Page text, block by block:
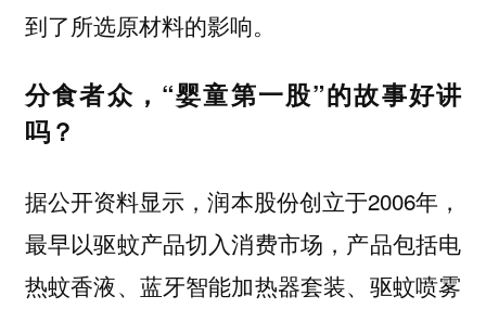
到了所选原材料的影响。
分食者众，“婴童第一股”的故事好讲
吗？
据公开资料显示，润本股份创立于2006年，
最早以驱蚊产品切入消费市场，产品包括电
热蚊香液、蓝牙智能加热器套装、驱蚊喷雾